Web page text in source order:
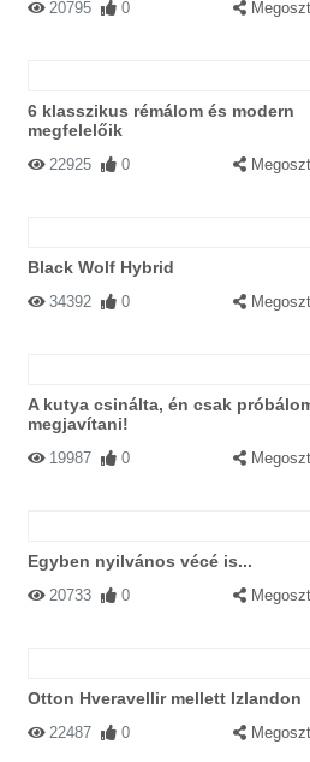
20795 0
6 klasszikus rémálom és modern
megfelelőik
22925 0
Black Wolf Hybrid
34392 0
A kutya csinálta, én csak
megjavítani!
19987 0
Egyben nyilvános vécé is...
20733 0
Otton Hveravellir mellett Izlandon
22487 0